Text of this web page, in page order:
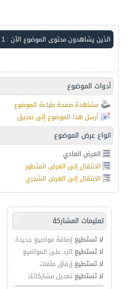
الذين يشاهدون محتوى الموضوع الآن : 1
أدوات الموضوع
مشاهدة صفحة طباعة الموضوع
أرسل هذا الموضوع إلى صديق
انواع عرض الموضوع
العرض العادي
الانتقال إلى العرض المتطور
الانتقال إلى العرض الشجري
تعليمات المشاركة
لا تستطيع إضافة مواضيع جديدة
لا تستطيع الرد على المواضيع
لا تستطيع إرفاق ملفات
لا تستطيع تعديل مشاركاتك